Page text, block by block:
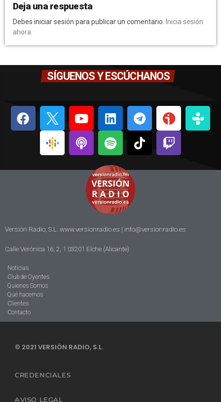
Deja una respuesta
Debes iniciar sesión para publicar un comentario.
Inicia sesión
ahora
SÍGUENOS Y ESCÚCHANOS
Versión Radio, S.L. www.versionradio.es | info@versionradio.es
Calle Verónica 16, 2, 1 03201 Elche (Alicante)
Noticias
Club de Oyentes
Quienes Somos
Qué hacemos
Clientes
Contacto
© 2021 VERSIÓN RADIO, S.L.
CREDENCIALES
AVISO LEGAL